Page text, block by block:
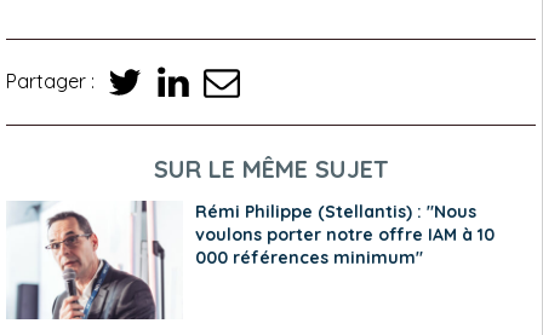
Partager :
SUR LE MÊME SUJET
Rémi Philippe (Stellantis) : "Nous
voulons porter notre offre IAM à 10
000 références minimum"